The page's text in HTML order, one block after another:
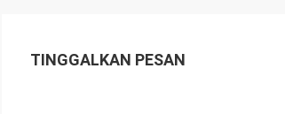
TINGGALKAN PESAN